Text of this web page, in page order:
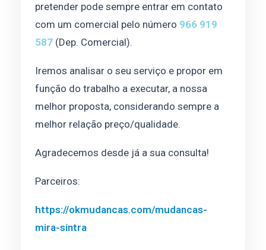
pretender pode sempre entrar em contato
com um comercial pelo número 966 919
587 (Dep. Comercial).
Iremos analisar o seu serviço e propor em
função do trabalho a executar, a nossa
melhor proposta, considerando sempre a
melhor relação preço/qualidade.
Agradecemos desde já a sua consulta!
Parceiros:
https://okmudancas.com/mudancas-
mira-sintra